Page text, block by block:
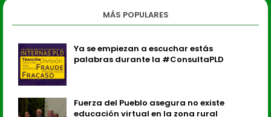
MÁS POPULARES
Ya se empiezan a escuchar estás
palabras durante la #ConsultaPLD
Fuerza del Pueblo asegura no existe
educación virtual en la zona rural